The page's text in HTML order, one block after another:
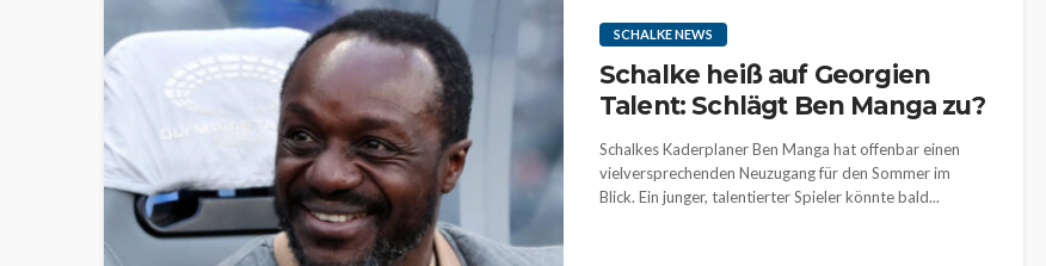
SCHALKE NEWS
Schalke heiß auf Georgien
Talent: Schlägt Ben Manga zu?
Schalkes Kaderplaner Ben Manga hat offenbar einen
vielversprechenden Neuzugang für den Sommer im
Blick. Ein junger, talentierter Spieler könnte bald...